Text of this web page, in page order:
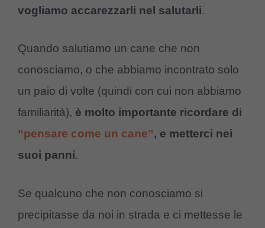
vogliamo accarezzarli nel salutarli.
Quando salutiamo un cane che non
conosciamo, o che abbiamo incontrato solo
un paio di volte (quindi con cui non abbiamo
familiarità), è molto importante ricordare di
“pensare come un cane”, e metterci nei
suoi panni.
Se qualcuno che non conosciamo si
precipitasse da noi in strada e ci mettesse le